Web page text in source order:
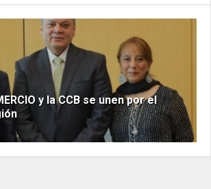
y la CCB se unen por el